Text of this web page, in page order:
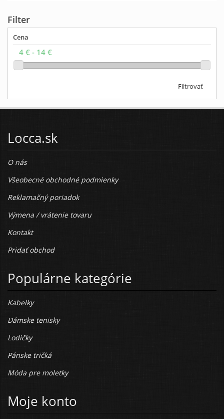
Filter
Cena
Filtrovať
Locca.sk
O nás
Všeobecné obchodné podmienky
Reklamačný poriadok
Výmena / vrátenie tovaru
Kontakt
Pridať obchod
Populárne kategórie
Kabelky
Dámske tenisky
Lodičky
Pánske tričká
Móda pre moletky
Moje konto